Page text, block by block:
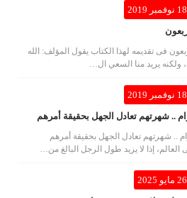
18 نوفمبر 2019
أربعون فى تقديمه لهذا الكتاب يقول المؤلف: الله
ولكنه يريد منا السعي ال…
18 نوفمبر 2019
.. شهرتهم تعادل الجهل بحقيقة أمرهم
.. شهرتهم تعادل الجهل بحقيقة أمرهم
إذا لا يزيد طول الرجل البالغ من…
26 مايو 2025